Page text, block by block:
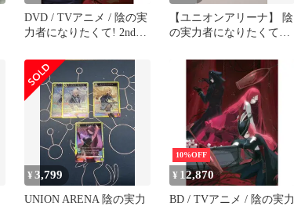
DVD / TVアニメ / 陰の実
力者になりたくて! 2nd
【ユニオンアリーナ】 陰
の実力者になりたくて
¥3,799
UNION ARENA 陰の実力
10%OFF
¥ 12,870
BD / TVアニメ / 陰の実力